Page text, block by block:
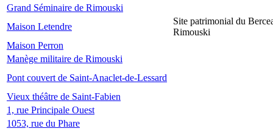
Grand Séminaire de Rimouski
Maison Letendre
Site patrimonial du
Rimouski
Maison Perron
Manège militaire de Rimouski
Pont couvert de Saint-Anaclet-de-Lessard
Vieux théâtre de Saint-Fabien
1, rue Principale Ouest
1053, rue du Phare